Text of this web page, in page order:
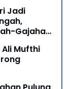
Jadi
Gajahan,
Ali Mufthi